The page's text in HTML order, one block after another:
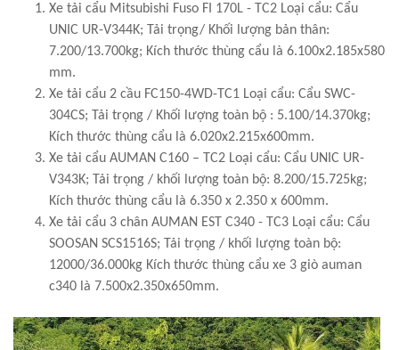
Xe tải cẩu Mitsubishi Fuso FI 170L - TC2 Loại cẩu: Cẩu
UNIC UR-V344K; Tải trọng/ Khối lượng bản thân:
7.200/13.700kg; Kích thước thùng cẩu là 6.100x2.185x580
mm.
Xe tải cẩu 2 cầu FC150-4WD-TC1 Loại cẩu: Cẩu SWC-
304CS; Tải trọng / Khối lượng toàn bộ : 5.100/14.370kg;
Kích thước thùng cẩu là 6.020x2.215x600mm.
Xe tải cẩu AUMAN C160 – TC2 Loại cẩu: Cẩu UNIC UR-
V343K; Tải trọng / khối lượng toàn bộ: 8.200/15.725kg;
Kích thước thùng cẩu là 6.350 x 2.350 x 600mm.
Xe tải cẩu 3 chân AUMAN EST C340 - TC3 Loại cẩu: Cẩu
SOOSAN SCS1516S; Tải trọng / khối lượng toàn bộ:
12000/36.000kg Kích thước thùng cẩu xe 3 giò auman
c340 là 7.500x2.350x650mm.